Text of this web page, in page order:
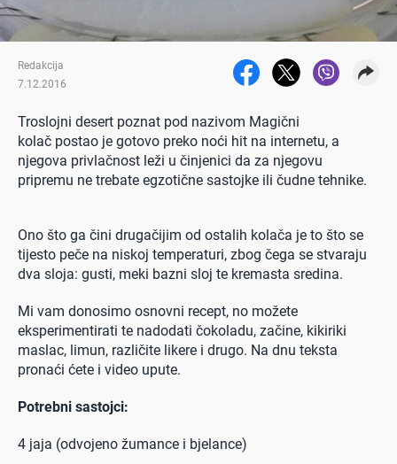
Redakcija
7.12.2016
Troslojni desert poznat pod nazivom Magični
kolač postao je gotovo preko noći hit na internetu, a
njegova privlačnost leži u činjenici da za njegovu
pripremu ne trebate egzotične sastojke ili čudne tehnike.
Ono što ga čini drugačijim od ostalih kolača je to što se
tijesto peče na niskoj temperaturi, zbog čega se stvaraju
dva sloja: gusti, meki bazni sloj te kremasta sredina.
Mi vam donosimo osnovni recept, no možete
eksperimentirati te nadodati čokoladu, začine, kikiriki
maslac, limun, različite likere i drugo. Na dnu teksta
pronaći ćete i video upute.
Potrebni sastojci:
4 jaja (odvojeno žumance i bjelance)